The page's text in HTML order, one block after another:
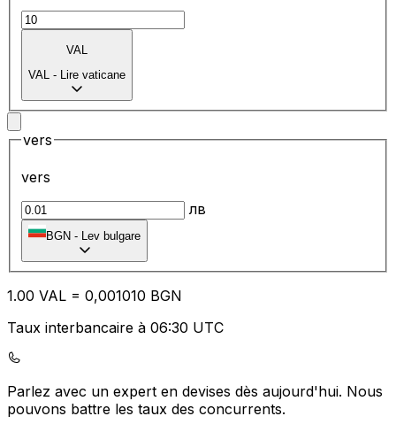
VAL
VAL - Lire vaticane
vers
vers
лв
BGN - Lev bulgare
1.00 VAL = 0,001010 BGN
Taux interbancaire à 06:30 UTC
Parlez avec un expert en devises dès aujourd'hui. Nous
pouvons battre les taux des concurrents.